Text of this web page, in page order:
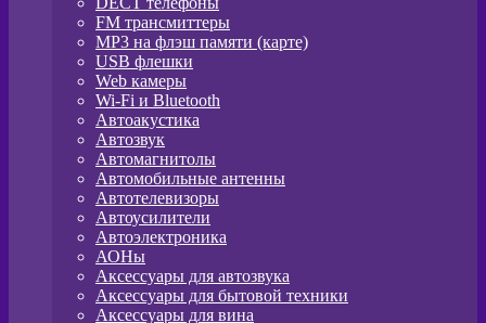
FM трансмиттеры
MP3 на флэш памяти (карте)
USB флешки
Web камеры
Wi-Fi и Bluetooth
Автоакустика
Автозвук
Автомагнитолы
Автомобильные антенны
Автотелевизоры
Автоусилители
Автоэлектроника
АОНы
Аксессуары для автозвука
Аксессуары для бытовой техники
Аксессуары для вина